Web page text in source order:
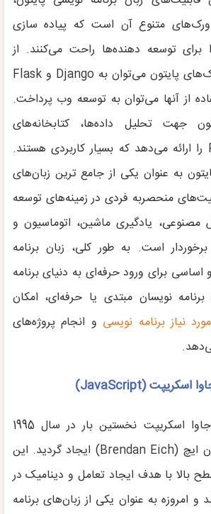
ورک‌های متنوع آن است که پیاده سازی
برای توسعه دهنده‌ها راحت می‌کنند. از
پرکاربردترین فریم ورک‌های پایتون می‌توان به Django و Flask
از آنها می‌توان به توسعه وب پرداخت.
جهت تحلیل داده‌ها، کتابخانه‌های
NumPy و Pandas را ارائه می‌دهد که بسیار کاربردی هستند.
به عنوان یکی از جامع ترین زبان‌های
منحصربه فردی در زمینه‌های توسعه
یادگیری ماشین، اتوماسیون و
است. به طور کلی، زبان برنامه
اساسی برای ورود حرفه‌ای به دنیای برنامه
نویسان مبتدی یا حرفه‌ای، امکان
نیاز برنامه نویسی و انجام پروژه‌های
اسکریپت (JavaScript
)
زبان برنامه نویسی جاوا اسکریپت نخستین بار در سال 1995
میلادی، توسط برندون ایچ (Brendan Eich) ایجاد گردید. این
بالا با هدف ایجاد تعامل و دینامیک در
امروزه به عنوان یکی از زبان‌های برنامه